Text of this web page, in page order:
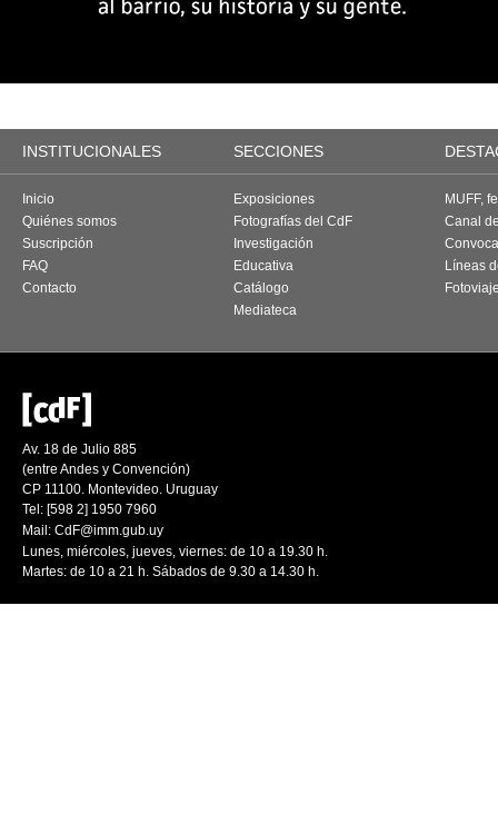
INSTITUCIONALES SECCIONES
Inicio
Quiénes somos
Suscripción
FAQ
Contacto
Exposiciones
Fotografías del CdF
Investigación
Educativa
Catálogo
Mediateca
MUFF,
Canal
Líneas
Av. 18 de Julio 885
(entre Andes y Convención)
CP 11100. Montevideo. Uruguay
Tel: [598 2] 1950 7960
Mail: CdF@imm.gub.uy
Lunes, miércoles, jueves, viernes: de 10 a 19.30 h.
Martes: de 10 a 21 h. Sábados de 9.30 a 14.30 h.